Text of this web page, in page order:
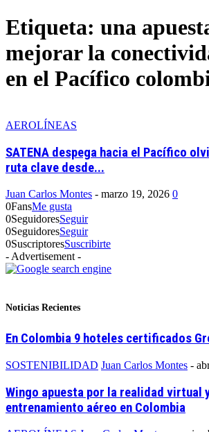
Etiqueta: una
mejorar la
en el Pacífico
AEROLÍNEAS
SATENA despega hacia el Pacífico
ruta clave desde...
Juan Carlos Montes - marzo 19, 2026 0
0FansMe gusta
0SeguidoresSeguir
0SeguidoresSeguir
0SuscriptoresSuscribirte
- Advertisement -
Noticias Recientes
En Colombia 9 hoteles certificados
SOSTENIBILIDAD Juan Carlos Montes -
Wingo apuesta por la realidad virtual
entrenamiento aéreo en Colombia